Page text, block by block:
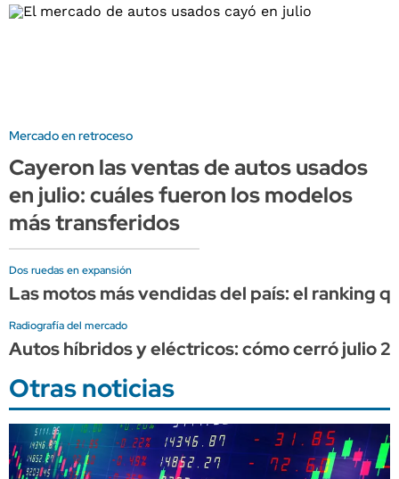
Mercado en retroceso
Cayeron las ventas de autos usados
en julio: cuáles fueron los modelos
más transferidos
Dos ruedas en expansión
Las motos más vendidas del país: el ranking
Radiografía del mercado
Autos híbridos y eléctricos: cómo cerró julio
Otras noticias